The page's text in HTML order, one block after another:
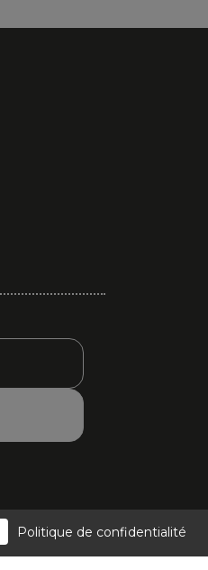
Politique de confidentialité